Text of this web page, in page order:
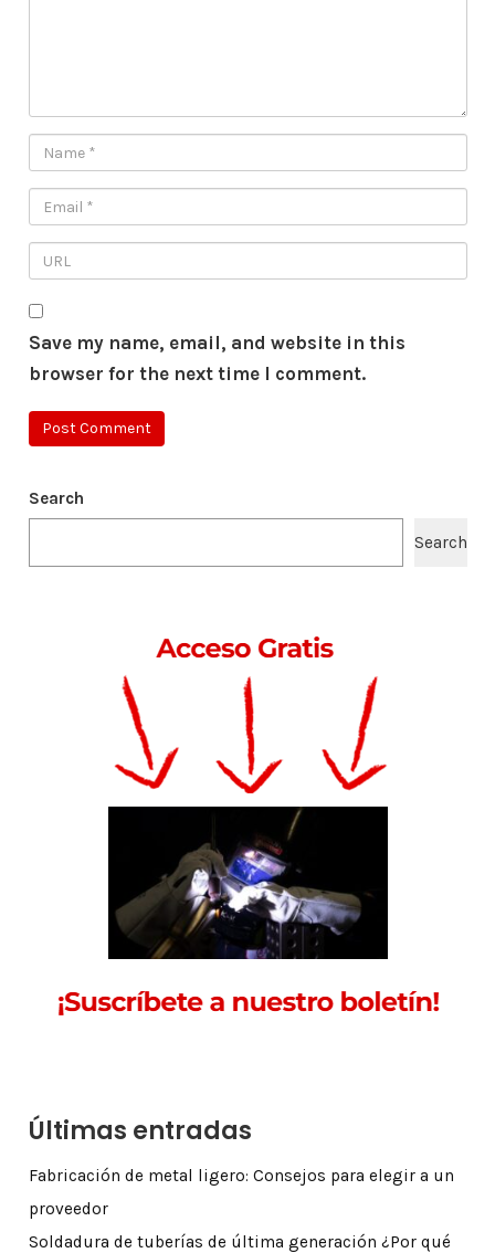
Save my name, email, and website in this
browser for the next time I comment.
Search
Search
Últimas entradas
Fabricación de metal ligero: Consejos para elegir a un
proveedor
Soldadura de tuberías de última generación ¿Por qué